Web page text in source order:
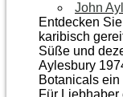
John
Entdecken
karibisch
Süße und
Aylesbury
Botanicals
Für